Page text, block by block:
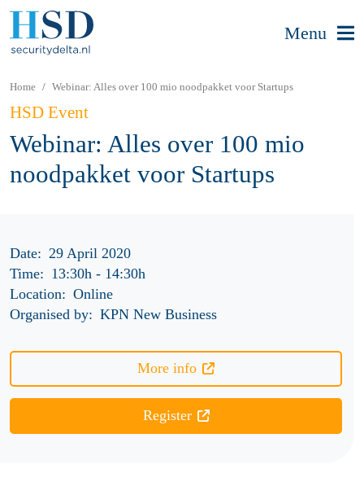
Menu
Home Webinar: Alles over 100 mio noodpakket voor Startups
HSD Event
Webinar: Alles over 100 mio
noodpakket voor Startups
Date: 29 April 2020
Time: 13:30h- 14:30h
Location: Online
Organised by: KPN New Business
More info
Register